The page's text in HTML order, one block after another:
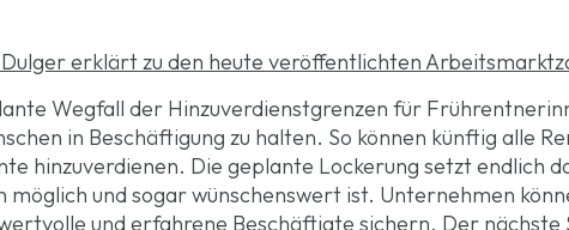
erklärt zu den heute veröffentlichten
Wegfall der Hinzuverdienstgrenzen für
in Beschäftigung zu halten. So können künftig alle
hinzuverdienen. Die geplante Lockerung setzt endlich
und sogar wünschenswert ist. Unternehmen
und erfahrene Beschäftigte sichern. Der nächste